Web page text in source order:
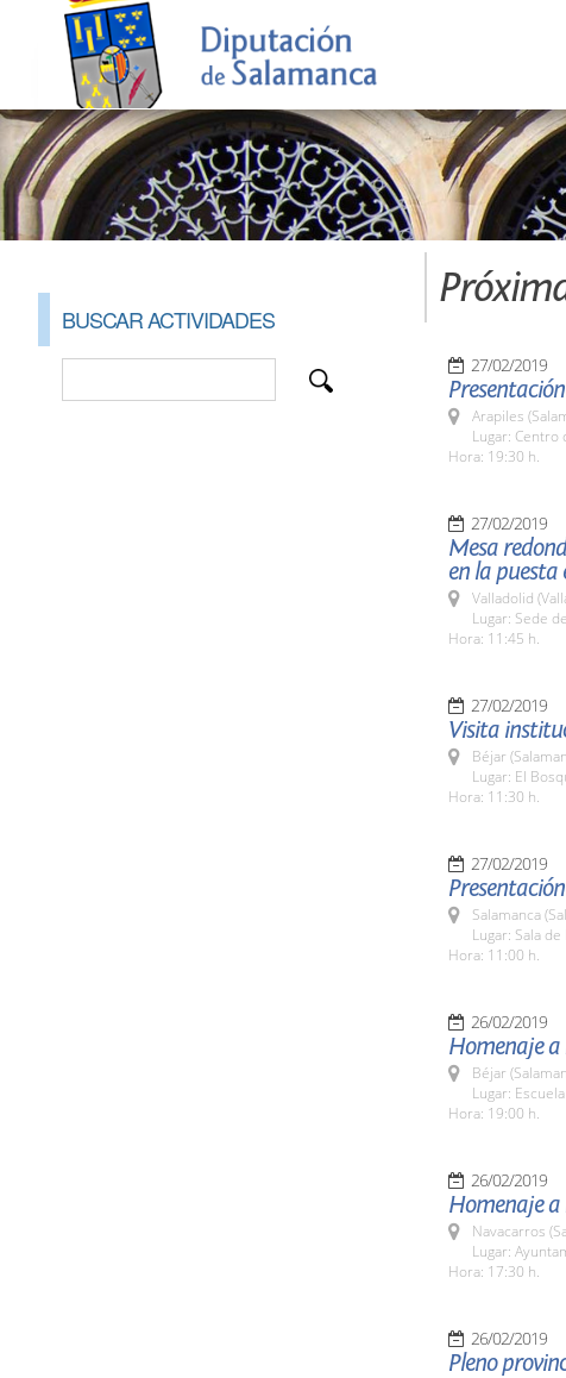
BUSCAR ACTIVIDADES
27/02/2019
Arapiles
Lugar:
Hora: 19:30 h.
27/02/2019
Mesa
en la
Valladolid
Lugar: Sede
Hora: 11:45 h.
27/02/2019
Visita
Béjar
Lugar: El
Hora: 11:30 h.
27/02/2019
Salamanca
Lugar: Sala
Hora: 11:00 h.
26/02/2019
Homenaje
Béjar
Lugar:
Hora: 19:00 h.
26/02/2019
Homenaje
Navacarros
Lugar:
Hora: 17:30 h.
26/02/2019
Pleno